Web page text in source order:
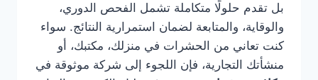
بل تقدم حلولًا متكاملة تشمل الفحص الدوري،
والوقاية، والمتابعة لضمان استمرارية النتائج. سواء
كنت تعاني من الحشرات في منزلك، مكتبك، أو
منشأتك التجارية، فإن اللجوء إلى شركة موثوقة في